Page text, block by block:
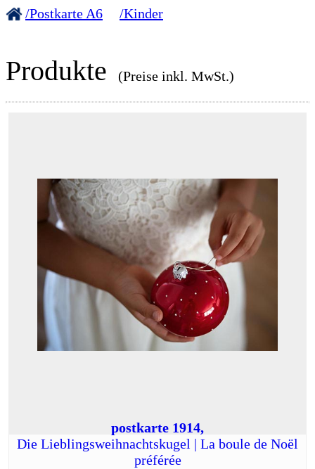
/Postkarte A6 /Kinder
Produkte (Preise inkl. MwSt.)
postkarte 1914,
Die Lieblingsweihnachtskugel | La boule de Noël
préférée